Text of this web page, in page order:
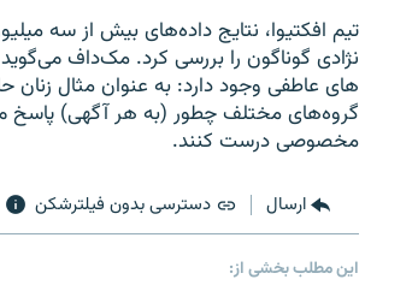
تیم افکتیوا، نتایج داده‌های بیش از سه
نژادی گوناگون را بررسی کرد. مک‌داف
های عاطفی وجود دارد: به عنوان مثال زنان
گروه‌های مختلف چطور (به هر آگهی) پاسخ
مخصوصی درست کنند.
ارسال دسترسی بدون فیلترشکن
این مطلب بخشی از: